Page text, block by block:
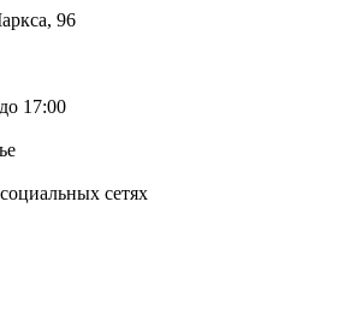
96
17:00
сетях